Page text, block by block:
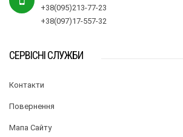
+38(095)213-77-23
+38(097)17-557-32
СЕРВІСНІ СЛУЖБИ
Контакти
Повернення
Мапа Сайту